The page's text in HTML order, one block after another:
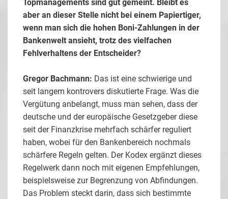
Topmanagements sind gut gemeint. Bleibt es
aber an dieser Stelle nicht bei einem Papiertiger,
wenn man sich die hohen Boni-Zahlungen in der
Bankenwelt ansieht, trotz des vielfachen
Fehlverhaltens der Entscheider?
Gregor Bachmann: Das ist eine schwierige und
seit langem kontrovers diskutierte Frage. Was die
Vergütung anbelangt, muss man sehen, dass der
deutsche und der europäische Gesetzgeber diese
seit der Finanzkrise mehrfach schärfer reguliert
haben, wobei für den Bankenbereich nochmals
schärfere Regeln gelten. Der Kodex ergänzt dieses
Regelwerk dann noch mit eigenen Empfehlungen,
beispielsweise zur Begrenzung von Abfindungen.
Das Problem steckt darin, dass sich bestimmte